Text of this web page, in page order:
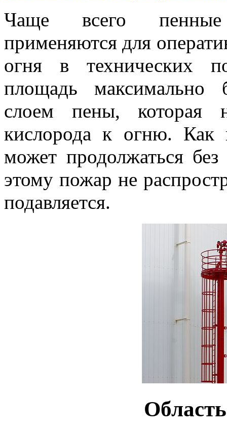
Чаще всего пенные
применяются для
огня в технических
площадь максимально
слоем пены, которая
кислорода к огню. Как
может продолжаться без
этому пожар не
подавляется.